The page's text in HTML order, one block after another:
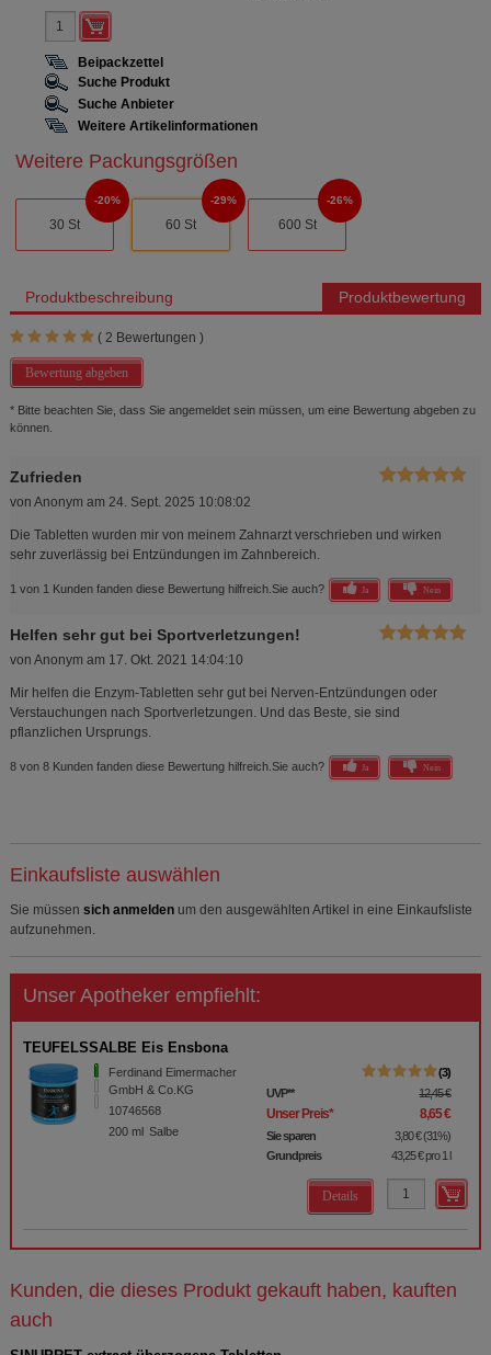
Beipackzettel
Suche Produkt
Suche Anbieter
Weitere Artikelinformationen
Weitere Packungsgrößen
30 St
20%
60 St
29%
600 St
26%
Produktbeschreibung Produktbewertung
( 2 Bewertungen )
Bewertung abgeben
* Bitte beachten Sie, dass Sie angemeldet sein müssen, um eine Bewertung abgeben zu
können.
Zufrieden
von Anonym am 24. Sept. 2025 10:08:02
Die Tabletten wurden mir von meinem Zahnarzt verschrieben und wirken
sehr zuverlässig bei Entzündungen im Zahnbereich.
1 von 1 Kunden fanden diese Bewertung hilfreich. Sie auch? Ja Nein
Helfen sehr gut bei Sportverletzungen!
von Anonym am 17. Okt. 2021 14:04:10
Mir helfen die Enzym-Tabletten sehr gut bei Nerven-Entzündungen oder
Verstauchungen nach Sportverletzungen. Und das Beste, sie sind
pflanzlichen Ursprungs.
8 von 8 Kunden fanden diese Bewertung hilfreich. Sie auch? Ja Nein
Einkaufsliste auswählen
Sie müssen sich anmelden um den ausgewählten Artikel in eine Einkaufsliste
aufzunehmen.
Unser Apotheker empfiehlt:
TEUFELSSALBE Eis Ensbona
Ferdinand Eimermacher
GmbH & Co.KG
10746568
200 ml Salbe
3
UVP** 12,45 €
Unser Preis* 8,65 €
Sie sparen 3,80 €(31%)
Grundpreis
43,25 €pro 1 l
Details
Kunden, die dieses Produkt gekauft haben, kauften
auch